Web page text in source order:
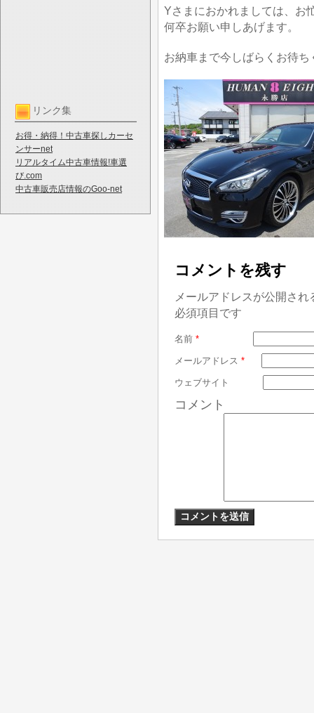
リンク集
お得・納得！中古車探しカーセ
ンサーnet
リアルタイム中古車情報!車選
び.com
中古車販売店情報のGoo-net
Yさまにおかれましては、お
何卒お願い申しあげます。
お納車まで今しばらくお待ち
コメントを残す
メールアドレスが公開さ
必須項目です
名前 *
メールアドレス *
ウェブサイト
コメント